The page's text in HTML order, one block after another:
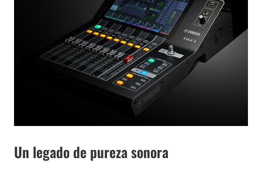
Un legado de pureza sonora